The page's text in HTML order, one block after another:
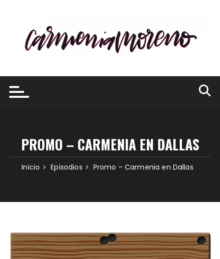
contenido
PROMO – CARMENIA EN DALLAS
Inicio Episodios Promo – Carmenia en Dallas